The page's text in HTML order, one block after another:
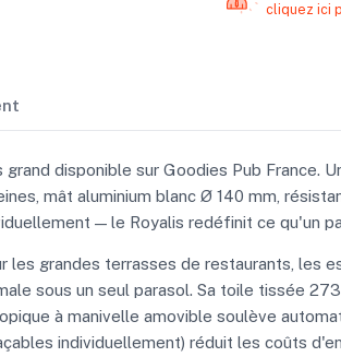
cliquez ici
disponible sur Goodies Pub France.
mât aluminium blanc Ø 140 mm,
— le Royalis redéfinit ce qu'un
les grandes terrasses de restaurants, les
sous un seul parasol. Sa toile tissée
à manivelle amovible soulève
individuellement) réduit les coûts